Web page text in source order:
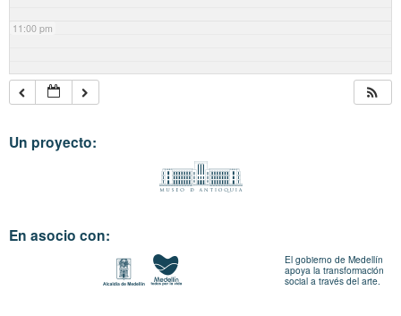
11:00 pm
Un proyecto:
En asocio con:
El gobierno de Medellín
apoya la transformación
social a través del arte.